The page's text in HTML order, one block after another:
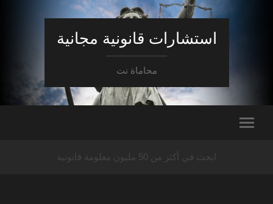
استشارات قانونية مجانية
محاماة نت
ابحث في أكثر من 50 مليون معلومة قانونية